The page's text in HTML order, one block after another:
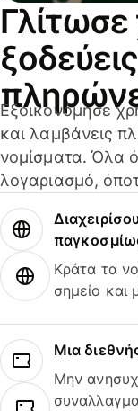
Εξοικονόμησε
και λαμβάνεις
νομίσματα. Όλα
λογαριασμό,
Κράτα τα
σημείο και
Μια
Μην